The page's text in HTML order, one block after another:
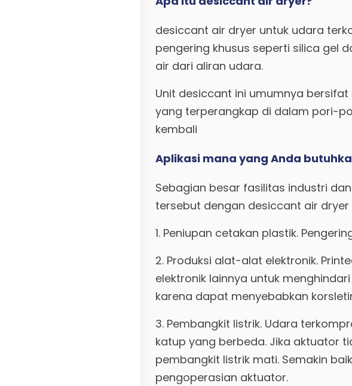
desiccant air dryer untuk udara
pengering khusus seperti silica gel
air dari aliran udara.
Unit desiccant ini umumnya
yang terperangkap di dalam pori-
kembali
Aplikasi mana yang Anda
Sebagian besar fasilitas industri
tersebut dengan desiccant air dryer
1. Peniupan cetakan plastik.
2. Produksi alat-alat elektronik.
elektronik lainnya untuk
karena dapat menyebabkan
3. Pembangkit listrik. Udara
katup yang berbeda. Jika aktuator
pembangkit listrik mati. Semakin
pengoperasian aktuator.